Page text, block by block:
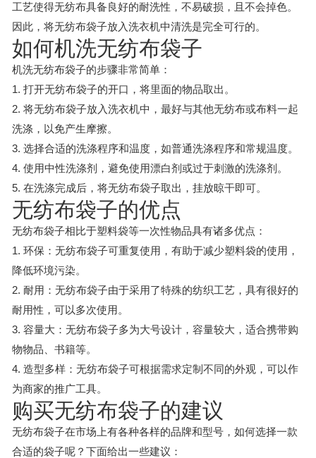
工艺使得无纺布具备良好的耐洗性，不易破损，且不会掉色。
因此，将无纺布袋子放入洗衣机中清洗是完全可行的。
如何机洗无纺布袋子
机洗无纺布袋子的步骤非常简单：
1. 打开无纺布袋子的开口，将里面的物品取出。
2. 将无纺布袋子放入洗衣机中，最好与其他无纺布或布料一起
洗涤，以免产生摩擦。
3. 选择合适的洗涤程序和温度，如普通洗涤程序和常规温度。
4. 使用中性洗涤剂，避免使用漂白剂或过于刺激的洗涤剂。
5. 在洗涤完成后，将无纺布袋子取出，挂放晾干即可。
无纺布袋子的优点
无纺布袋子相比于塑料袋等一次性物品具有诸多优点：
1. 环保：无纺布袋子可重复使用，有助于减少塑料袋的使用，
降低环境污染。
2. 耐用：无纺布袋子由于采用了特殊的纺织工艺，具有很好的
耐用性，可以多次使用。
3. 容量大：无纺布袋子多为大号设计，容量较大，适合携带购
物物品、书籍等。
4. 造型多样：无纺布袋子可根据需求定制不同的外观，可以作
为商家的推广工具。
购买无纺布袋子的建议
无纺布袋子在市场上有各种各样的品牌和型号，如何选择一款
合适的袋子呢？下面给出一些建议：